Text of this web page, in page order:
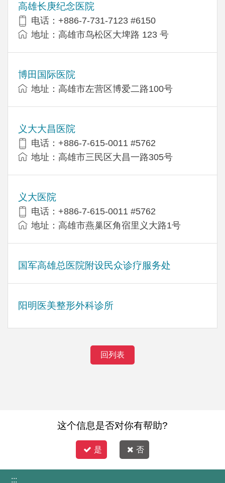
高雄长庚纪念医院
电话：+886-7-731-7123 #6150
地址：高雄市鸟松区大埤路 123 号
博田国际医院
地址：高雄市左营区博爱二路100号
义大大昌医院
电话：+886-7-615-0011 #5762
地址：高雄市三民区大昌一路305号
义大医院
电话：+886-7-615-0011 #5762
地址：高雄市燕巢区角宿里义大路1号
国军高雄总医院附设民众诊疗服务处
阳明医美整形外科诊所
回列表
这个信息是否对你有帮助?
是 否
:::